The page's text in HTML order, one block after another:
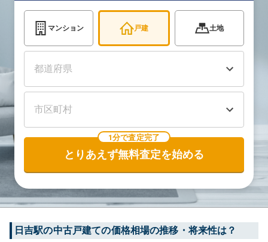
マンション 戸建 土地
1分で査定完了
とりあえず無料査定を始める
日吉駅の中古戸建ての価格相場の推移・将来性は？